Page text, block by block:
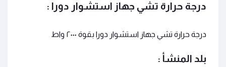
درجة حرارة تشي جهاز استشوار دورا :
درجة حرارة تشي جهاز استشوار دورا بقوة ٢٠٠٠ واط
بلد المنشأ :